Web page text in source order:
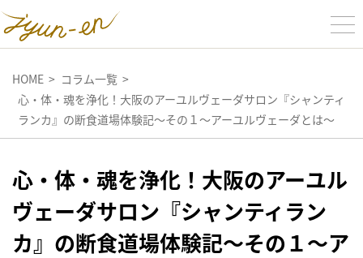
HOME
コラム一覧
心・体・魂を浄化！大阪のアーユルヴェーダサロン『シャンティ
ランカ』の断食道場体験記〜その１〜アーユルヴェーダとは〜
心・体・魂を浄化！大阪のアーユル
ヴェーダサロン『シャンティラン
カ』の断食道場体験記〜その１〜ア